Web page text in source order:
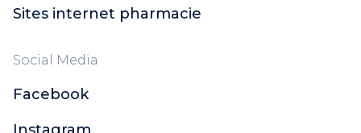
Sites internet pharmacie
Social Media
Facebook